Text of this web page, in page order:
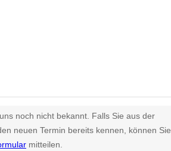
noch nicht bekannt. Falls Sie aus der
neuen Termin bereits kennen, können Sie
mitteilen.